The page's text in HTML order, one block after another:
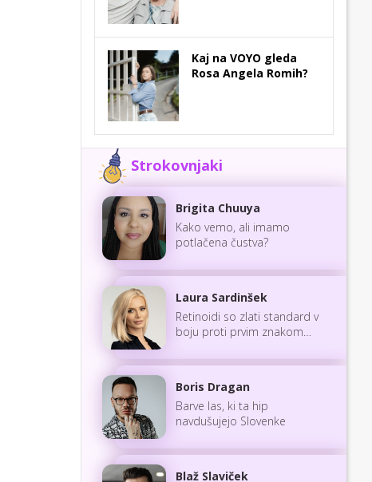
Kaj na VOYO gleda
Rosa Angela Romih?
Strokovnjaki
Brigita Chuuya
Kako vemo, ali imamo
potlačena čustva?
Laura Sardinšek
Retinoidi so zlati standard v
boju proti prvim znakom
Boris Dragan
Barve las, ki ta hip
navdušujejo Slovenke
Blaž Slaviček